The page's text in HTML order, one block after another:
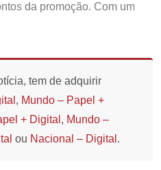
da promoção. Com um
tem de adquirir
, Mundo – Papel +
+ Digital , Mundo –
ou Nacional – Digital .